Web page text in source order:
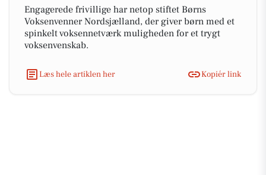
Engagerede frivillige har netop stiftet Børns
Voksenvenner Nordsjælland, der giver børn med et
spinkelt voksennetværk muligheden for et trygt
voksenvenskab.
Læs hele artiklen her Kopiér link